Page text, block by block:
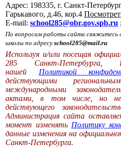
Адрес: 198335, г. Санкт-
Гарькавого, д.46, кор.4
E-mail: school285@obr.gov.spb.ru
По вопросам работы сайта
школы по адресу school285@mail.ru
Используя и/или посещая
285 Санкт-
нашей Политикой
действующими
международными
актами, в том числе, но не
действующего
Администрация сайта
момент изменять Политику
данные изменения на
Санкт-Петербурга.